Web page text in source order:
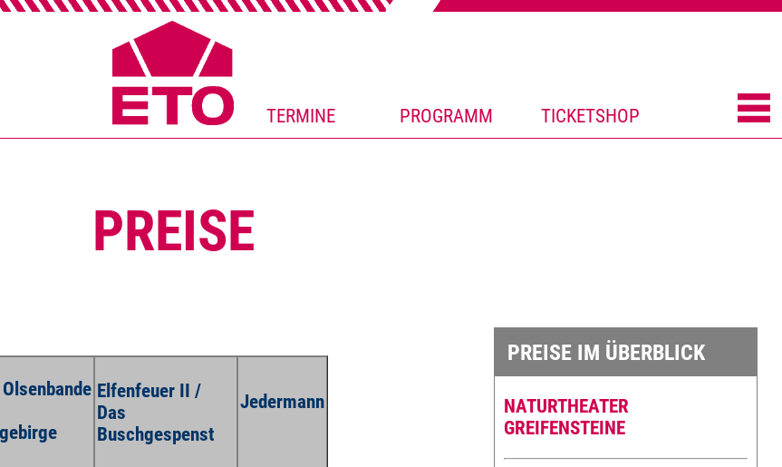
TERMINE PROGRAMM TICKETSHOP
PREISE
PREISE IM ÜBERBLICK
NATURTHEATER
GREIFENSTEINE
Elfenfeuer II /
Das
Buschgespenst
Jedermann